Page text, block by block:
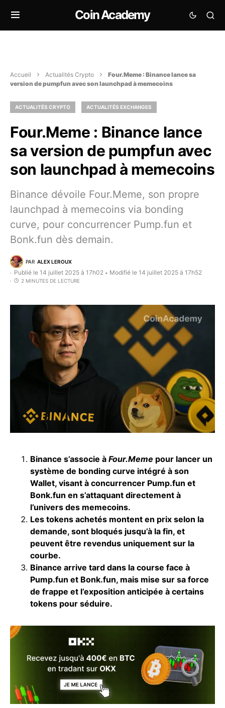
Coin Academy
Accueil Actualités Crypto
Four.Meme : Binance lance sa
version de pumpfun avec son launchpad à memecoins
ACTUALITÉS CRYPTO ACTUALITÉS EXCHANGES
Four.Meme : Binance lance
sa version de pumpfun avec
son launchpad à memecoins
Binance dévoile Four.Meme, son propre
launchpad à memecoins via bonding
curve, pour concurrencer Pump.fun et
Bonk.fun dès demain.
PAR ALEX LEROUX
Publié le 14 juillet 2025 à 17h02 • Modifié le 14 juillet 2025 à 17h52
2 MINUTES DE LECTURE
Binance s’associe à Four.Meme pour lancer un
système de bonding curve intégré à son
Wallet, visant à concurrencer Pump.fun et
Bonk.fun en s’attaquant directement à
l’univers des memecoins.
Les tokens achetés montent en prix selon la
demande, sont bloqués jusqu’à la fin, et
peuvent être revendus uniquement sur la
courbe.
Binance arrive tard dans la course face à
Pump.fun et Bonk.fun, mais mise sur sa force
de frappe et l’exposition anticipée à certains
tokens pour séduire.